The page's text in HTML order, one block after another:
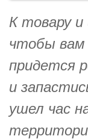
К товару
чтобы вам
придется
и
ушел час